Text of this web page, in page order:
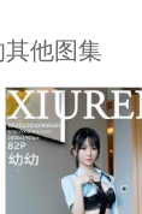
他图集